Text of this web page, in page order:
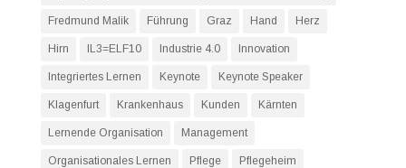
Fredmund Malik Führung Graz Hand Herz
Hirn IL3=ELF10 Industrie 4.0 Innovation
Integriertes Lernen Keynote Keynote Speaker
Klagenfurt Krankenhaus Kunden Kärnten
Lernende Organisation Management
Organisationales Lernen Pflege Pflegeheim